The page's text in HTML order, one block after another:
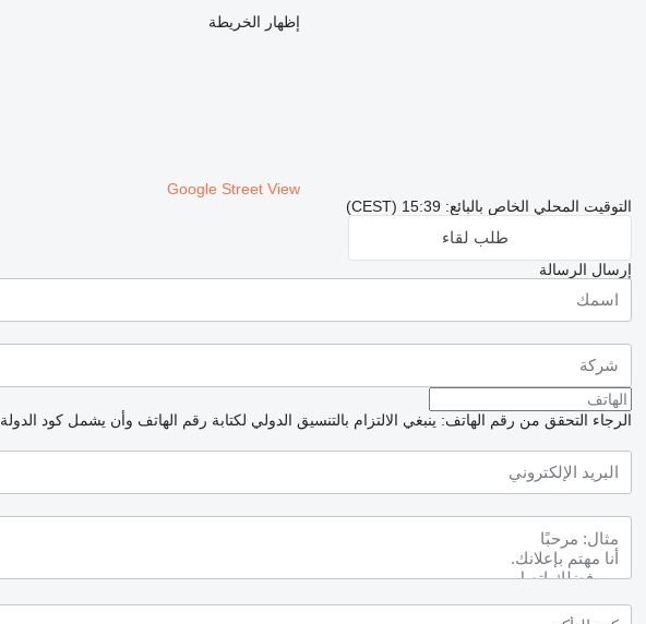
إظهار الخريطة
Google Street View
التوقيت المحلي الخاص بالبائع: 15:39 (CEST)
طلب لقاء
إرسال الرسالة
الرجاء التحقق من رقم الهاتف: ينبغي الالتزام بالتنسيق الدولي لكتابة رقم الهاتف وأن يشمل كود الدولة.